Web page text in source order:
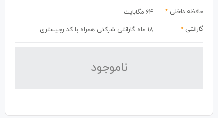
حافظه داخلی *
64 مگابایت
گارانتی * 18 ماه گارانتی شرکتی همراه با کد رجیستری
نا‌موجود